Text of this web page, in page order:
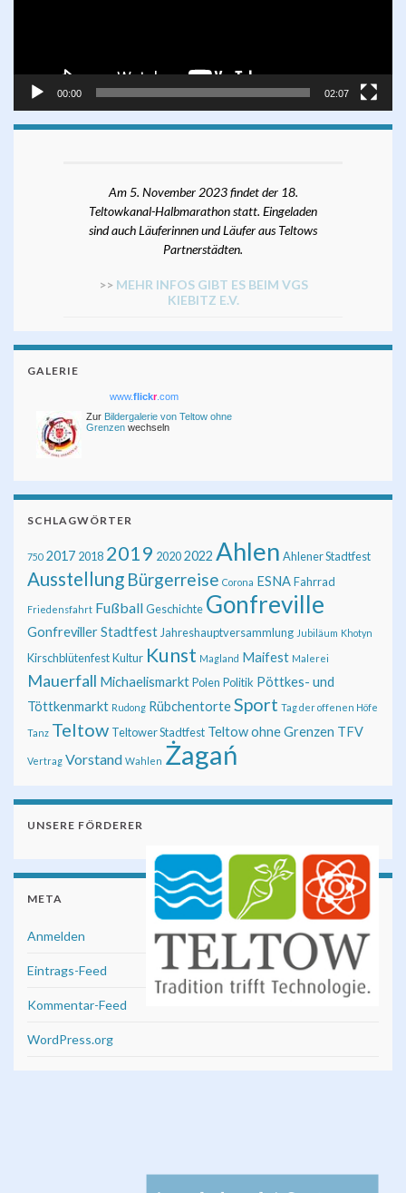
00:00 02:07
Am 5. November 2023 findet der 18.
Teltowkanal-Halbmarathon statt. Eingeladen
sind auch Läuferinnen und Läufer aus Teltows
Partnerstädten.
>> MEHR INFOS GIBT ES BEIM VGS
KIEBITZ E.V.
GALERIE
www.flickr.com
Zur Bildergalerie von Teltow ohne
Grenzen wechseln
SCHLAGWÖRTER
750 2017 2018 2019 20202022 Ahlen Ahlener Stadtfest
Ausstellung Bürgerreise Corona ESNAFahrrad
Friedensfahrt FußballGeschichte Gonfreville
Gonfreviller Stadtfest Jahreshauptversammlung Jubiläum Khotyn
KirschblütenfestKultur Kunst Magland Maifest Malerei
Mauerfall MichaelismarktPolen Politik Pöttkes- und
Töttkenmarkt Rudong RübchentorteSport Tag der offenen Höfe
Tanz Teltow Teltower Stadtfest Teltow ohne Grenzen TFV
Vertrag Vorstand Wahlen Żagań
UNSERE FÖRDERER
META
Anmelden
Eintrags-Feed
Kommentar-Feed
WordPress.org